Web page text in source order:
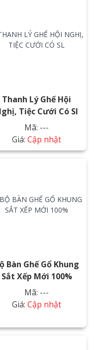
Thanh Lý Ghế Hội
Tiệc Cưới Có Sl
Mã: ---
Giá: Cập nhật
Bàn Ghế Gổ Khung
Sắt Xếp Mới 100%
Mã: ---
Giá: Cập nhật